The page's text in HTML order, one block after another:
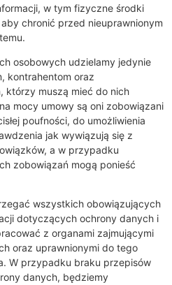
w tym fizyczne środki
chronić przed nieuprawnionym
osobowych udzielamy jedynie
kontrahentom oraz
którzy muszą mieć do nich
mocy umowy są oni zobowiązani
poufności, do umożliwienia
jak wywiązują się z
a w przypadku
zobowiązań mogą ponieść
wszystkich obowiązujących
dotyczących ochrony danych i
z organami zajmującymi
oraz uprawnionymi do tego
W przypadku braku przepisów
danych, będziemy